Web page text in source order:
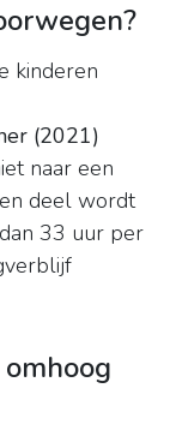
kinderen
(2021)
naar een
deel wordt
33 uur per